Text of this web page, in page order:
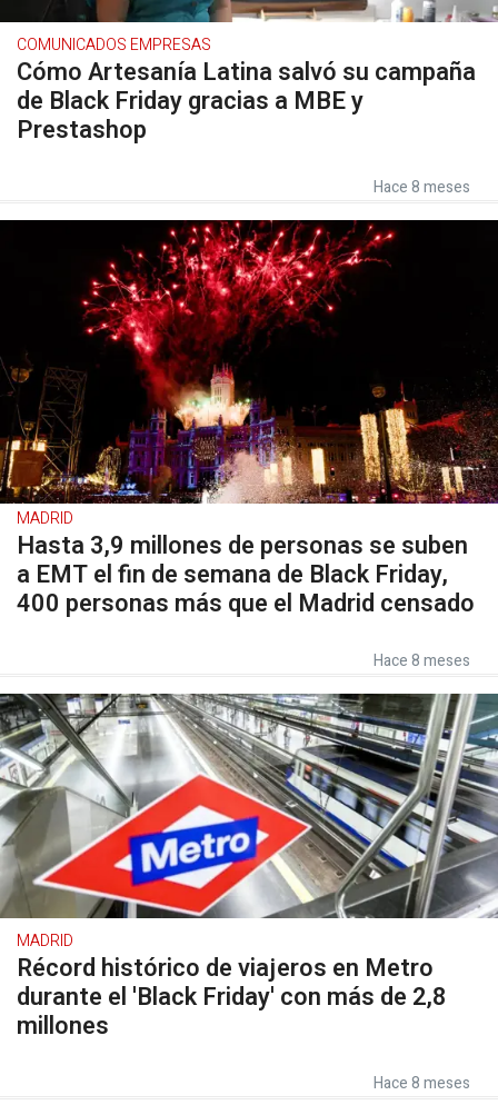
COMUNICADOS EMPRESAS
Cómo Artesanía Latina salvó su campaña
de Black Friday gracias a MBE y
Prestashop
Hace 8 meses
MADRID
Hasta 3,9 millones de personas se suben
a EMT el fin de semana de Black Friday,
400 personas más que el Madrid censado
Hace 8 meses
MADRID
Récord histórico de viajeros en Metro
durante el 'Black Friday' con más de 2,8
millones
Hace 8 meses